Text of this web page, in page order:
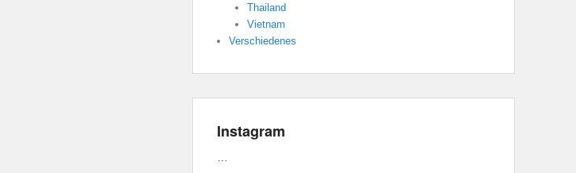
Thailand
Vietnam
Verschiedenes
Instagram